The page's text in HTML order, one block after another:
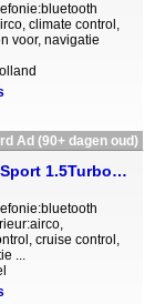
climate control,
voor, navigatie
Ad (90+ dagen oud)
Opel Insignia Grand Sport 1.5Turbo 165pk Automaat OPC-Line Busin
cruise control,
...